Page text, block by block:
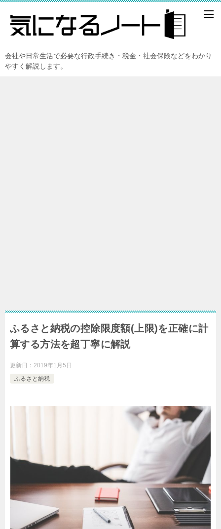
会社や日常生活で必要な行政手続き・税金・社会保険などをわかり
やすく解説します。
ふるさと納税の控除限度額(上限)を正確に計
算する方法を超丁寧に解説
更新日： 2019年1月5日
ふるさと納税